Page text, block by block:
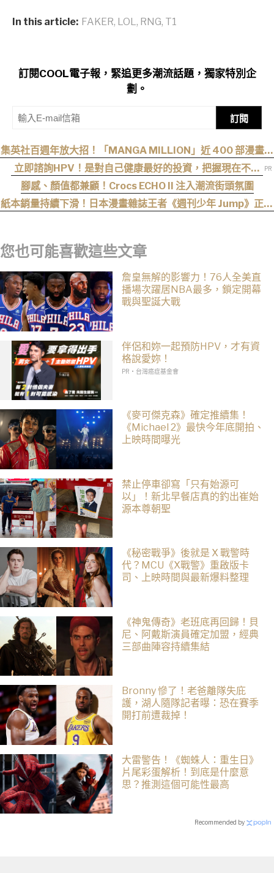
In this article: FAKER, LOL, RNG, T1
訂閱COOL電子報，緊追更多潮流話題，獨家特別企
劃。
訂閱
集英社百週年放大招！「MANGA MILLION」近 400 部漫畫免
費看，《航海王》、《火影忍者》支援逾百種語言
立即諮詢HPV！是對自己健康最好的投資，把握現在不嫌
晚！
腳感、顏值都兼顧！Crocs ECHO II 注入潮流街頭氛圍
紙本銷量持續下滑！日本漫畫雜誌王者《週刊少年 Jump》正式
您也可能喜歡這些文章
詹皇無解的影響力！76人全美直
播場次躍居NBA最多，鎖定開幕
戰與聖誕大戰
伴侶和妳一起預防HPV，才有資
格說愛妳！
PR・台灣癌症基金會
《麥可傑克森》確定推續集！
《Michael 2》最快今年底開拍、
上映時間曝光
禁止停車卻寫「只有始源可
以」！新北早餐店真的釣出崔始
源本尊朝聖
《秘密戰爭》後就是 X 戰警時
代？MCU《X戰警》重啟版卡
司、上映時間與最新爆料整理
《神鬼傳奇》老班底再回歸！貝
尼、阿戴斯演員確定加盟，經典
三部曲陣容持續集結
Bronny 慘了！老爸離隊失庇
護，湖人隨隊記者曝：恐在賽季
開打前遭裁掉！
大雷警告！《蜘蛛人：重生日》
片尾彩蛋解析！到底是什麼意
思？推測這個可能性最高
Recommended by